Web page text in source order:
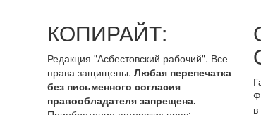
КОПИРАЙТ:
Редакция "Асбестовский рабочий". Все
права защищены. Любая перепечатка
без письменного согласия
правообладателя запрещена.